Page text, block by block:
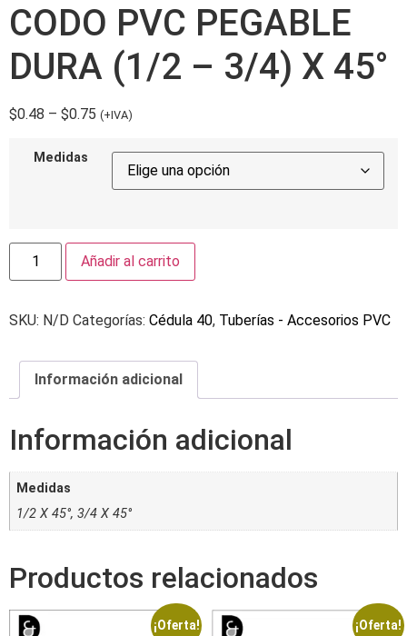
CODO PVC PEGABLE
DURA (1/2 – 3/4) X 45°
$0.48 – $0.75 (+IVA)
Medidas
Añadir al carrito
SKU: N/D Categorías: Cédula 40, Tuberías - Accesorios PVC
Información adicional
Información adicional
Medidas
1/2 X 45°, 3/4 X 45°
Productos relacionados
¡Oferta! ¡Oferta!